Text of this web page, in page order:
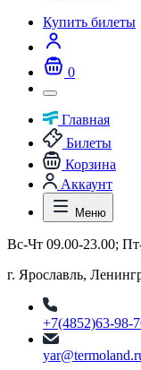
Купить билеты
0
Главная
Билеты
Корзина
Аккаунт
Меню
Вс-Чт 09.00-23.00;
г. Ярославль,
+7(4852)63-98-